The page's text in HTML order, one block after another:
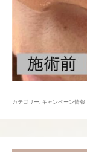
カテゴリー: キャンペーン情報